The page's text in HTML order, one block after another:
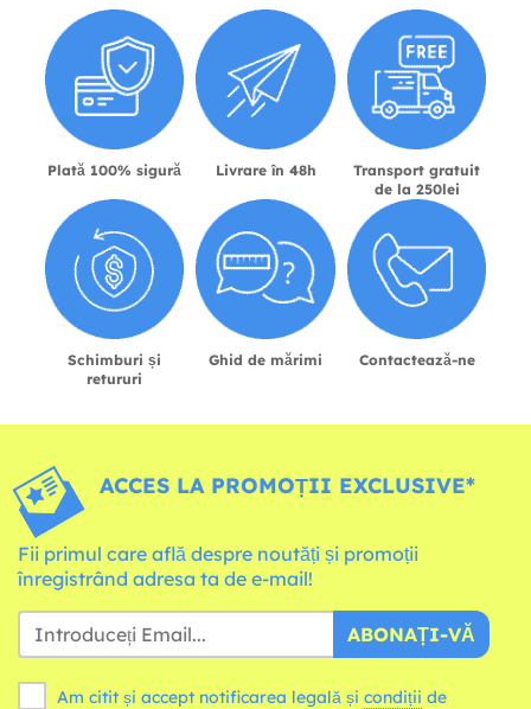
Plată 100% sigură Livrare în 48h
Transport gratuit
de la 250lei
Schimburi și
retururi
Ghid de mărimi Contactează-ne
ACCES LA PROMOȚII EXCLUSIVE*
Fii primul care află despre noutăți și promoții
înregistrând adresa ta de e-mail!
ABONAȚI-VĂ
Am citit și accept notificarea legală și condiții